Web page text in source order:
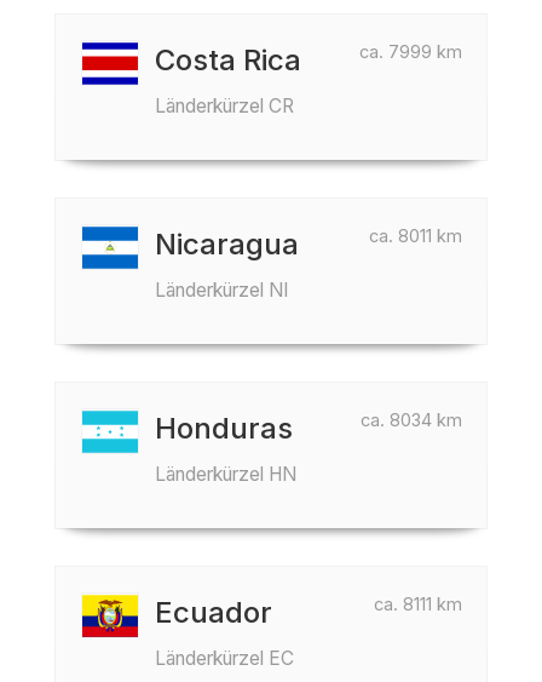
ca. 7999 km
Costa Rica
Länderkürzel CR
ca. 8011 km
Nicaragua
Länderkürzel NI
ca. 8034 km
Honduras
Länderkürzel HN
ca. 8111 km
Ecuador
Länderkürzel EC